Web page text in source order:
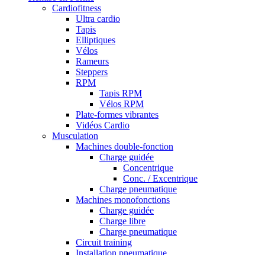
Cardiofitness
Ultra cardio
Tapis
Elliptiques
Vélos
Rameurs
Steppers
RPM
Tapis RPM
Vélos RPM
Plate-formes vibrantes
Vidéos Cardio
Musculation
Machines double-fonction
Charge guidée
Concentrique
Conc. / Excentrique
Charge pneumatique
Machines monofonctions
Charge guidée
Charge libre
Charge pneumatique
Circuit training
Installation pneumatique